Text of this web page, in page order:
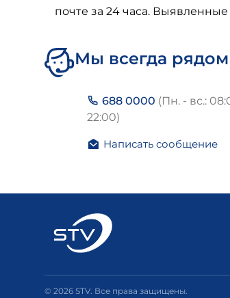
почте за 24 часа.
Мы всегда рядом
688 0000 (Пн. - вс.:
22:00)
Написать сообщение
© 2026 STV. Все права защищены.